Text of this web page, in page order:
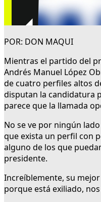
POR: DON MAQUI
Mientras el partido del
Andrés Manuel López
de cuatro perfiles altos
disputan la candidatura
parece que la llamada
No se ve por ningún
que exista un perfil con
alguno de los que
presidente.
Increíblemente, su
porque está exiliado,